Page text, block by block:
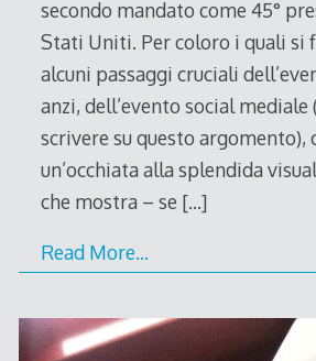
secondo mandato come 45°
Stati Uniti. Per coloro i quali si
alcuni passaggi cruciali
anzi, dell’evento social
scrivere su questo argomento),
un’occhiata alla splendida
che mostra – se […]
Read More…